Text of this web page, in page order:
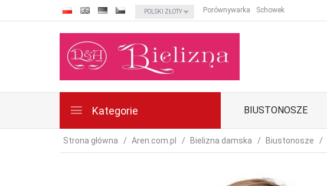
currency_h
POLSKI ZŁOTY Porównywarka Schowek
Kategorie BIUSTONOSZE
Strona główna Aren.com.pl Bielizna damska Biustonosze